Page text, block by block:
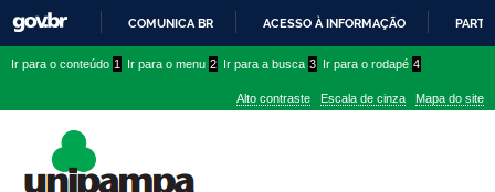
PARA
CONTEÚDO
COMUNICA BR ACESSO À INFORMAÇÃO
conteúdo
menu
superior
menu
Ir para o conteúdo 1 Ir para o menu 2 Ir para a busca 3 Ir para o rodapé 4
Alto contraste Escala de cinza Mapa do site